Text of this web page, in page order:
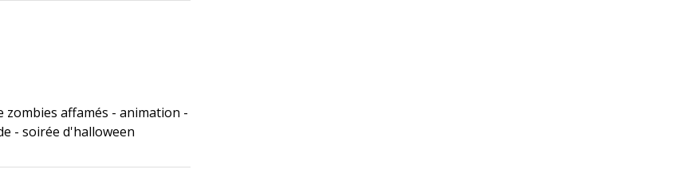
zombies affamés - animation -
- soirée d'halloween